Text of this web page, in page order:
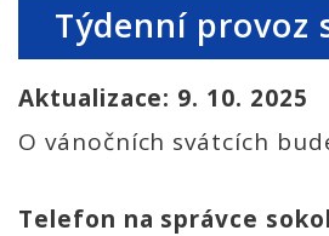
Týdenní provoz
Aktualizace: 9. 10. 2025
O vánočních svátcích
Telefon na správce